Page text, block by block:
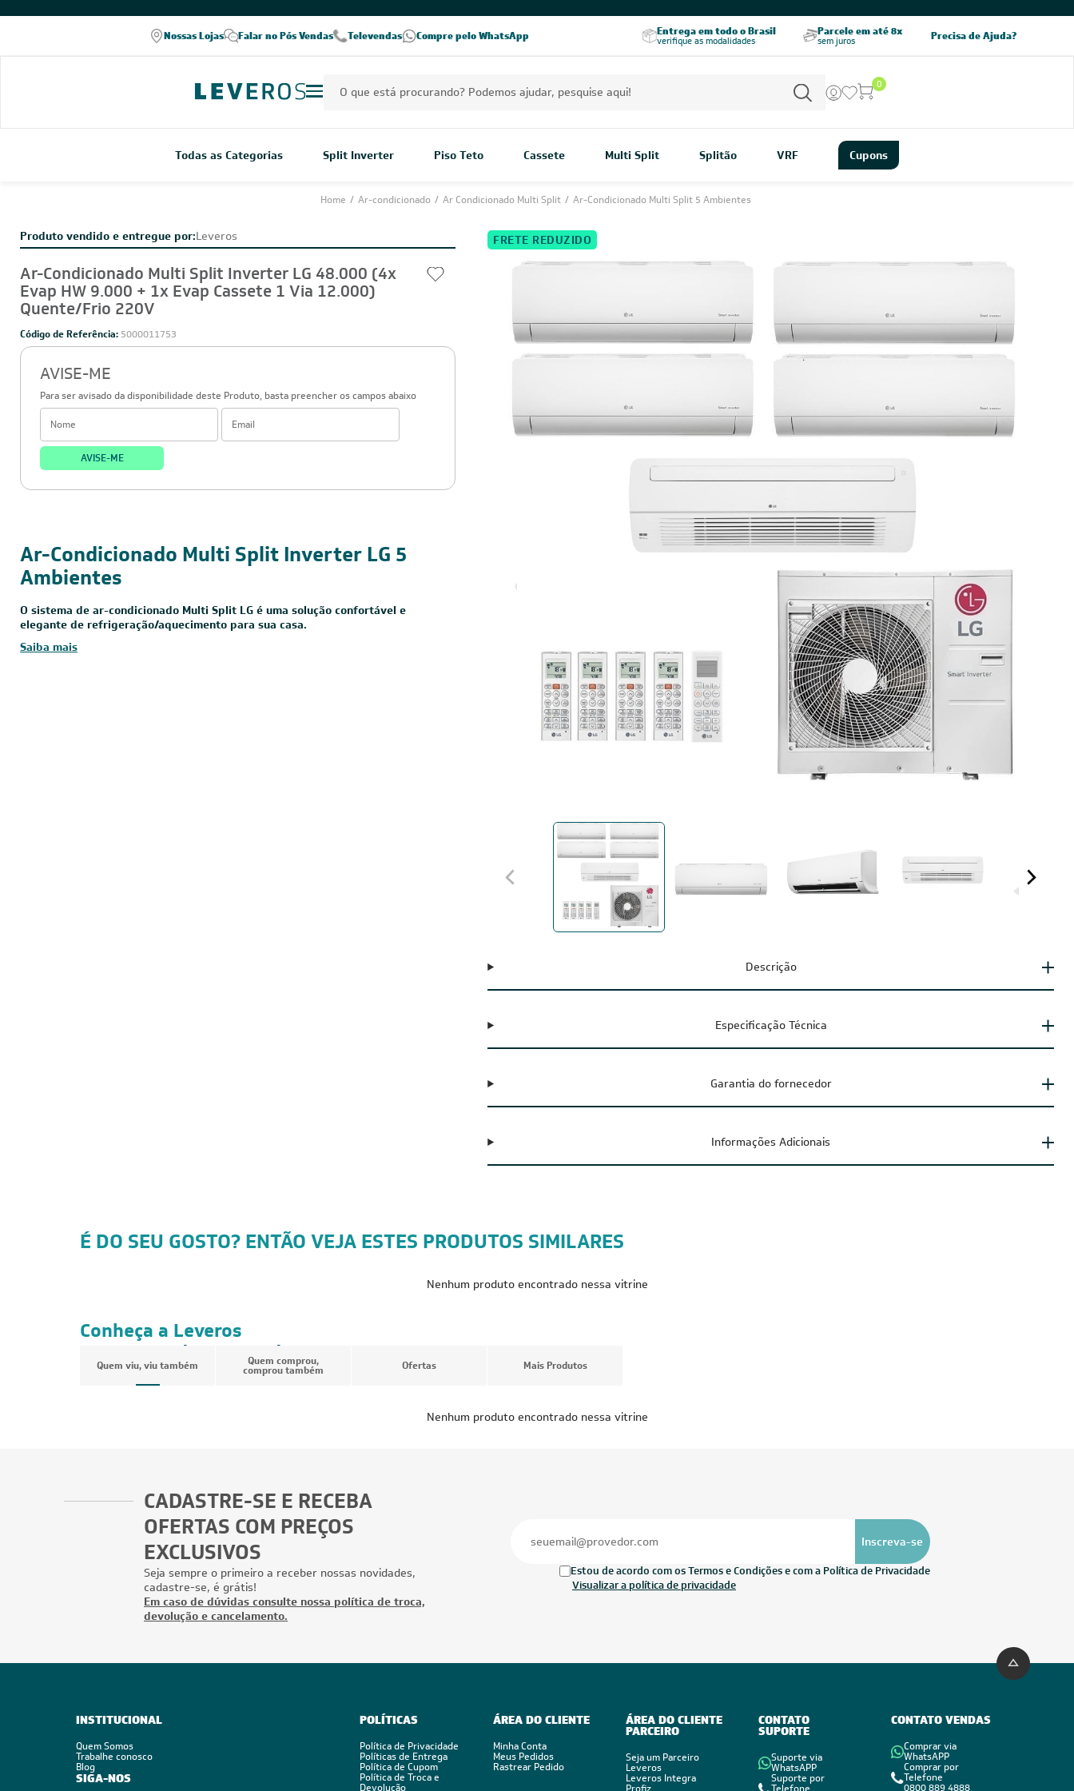
Nossas Lojas Falar no Pós Vendas Televendas Compre pelo WhatsApp Precisa de Ajuda?
Excelência no RA
Excelência no Reclame Aqui Seja parceiro Leveros Entrega em todo o Brasil
verifique as modalidades
Parcele em até 8x
sem juros
5% OFF no PIX
pagamento à vista
0
OFERTAS COM PREÇOS
EXCLUSIVOS
Seja sempre o primeiro a receber nossas novidades,
cadastre-se, é grátis!
Em caso de dúvidas consulte nossa política de troca,
devolução e cancelamento.
Estou de acordo com os Termos e Condições e com a Política de Privacidade
Visualizar a política de privacidade
© 2023 https://www.leveros.com.br Todos os diretitos reservados REFRIGELO CLIMATIZACAO DE AMBIENTES S.A. CNPJ: 61.502.324/0001-12